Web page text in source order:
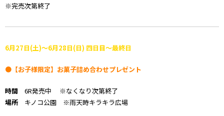
※完売次第終了
6月27日(土)～6月28日(日) 四日目～最終日
●【お子様限定】お菓子詰め合わせプレゼント
時間 6R発売中 ※なくなり次第終了
場所キノコ公園 ※雨天時キラキラ広場